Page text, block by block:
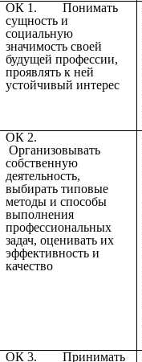
ОК 1. Понимать
сущность и
социальную
значимость своей
будущей профессии,
проявлять к ней
устойчивый интерес
ОК 2.
Организовывать
собственную
деятельность,
выбирать типовые
методы и способы
выполнения
профессиональных
задач, оценивать их
эффективность и
качество
ОК 3. Принимать